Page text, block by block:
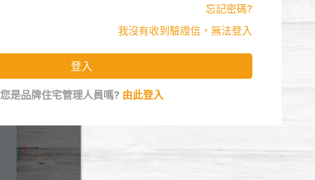
忘記密碼?
我沒有收到驗證信，無法登入
您是品牌住宅管理人員嗎? 由此登入